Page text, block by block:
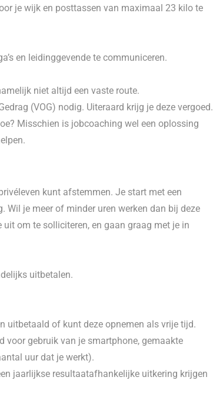
je wijk en posttassen van maximaal 23 kilo te
en leidinggevende te communiceren.
niet altijd een vaste route.
(VOG) nodig. Uiteraard krijg je deze vergoed.
Misschien is jobcoaching wel een oplossing
kunt afstemmen. Je start met een
je meer of minder uren werken dan bij deze
om te solliciteren, en gaan graag met je in
uitbetalen.
uitbetaald of kunt deze opnemen als vrije tijd.
voor gebruik van je smartphone, gemaakte
uur dat je werkt).
jaarlijkse resultaatafhankelijke uitkering krijgen